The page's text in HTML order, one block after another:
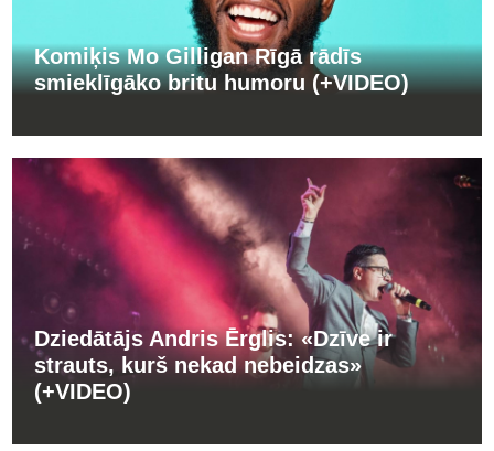
Komiķis Mo Gilligan Rīgā rādīs
smieklīgāko britu humoru (+VIDEO)
Dziedātājs Andris Ērglis: «Dzīve ir
strauts, kurš nekad nebeidzas»
(+VIDEO)